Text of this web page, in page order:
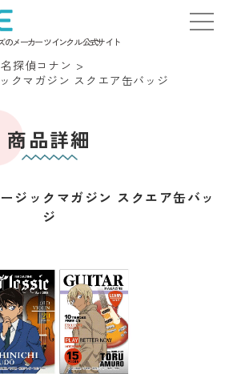
メーカー ツインクル 公式サイト
名探偵コナン >
クマガジン スクエア缶バッジ
商品詳細
ジックマガジン スクエア缶バッ
ジ